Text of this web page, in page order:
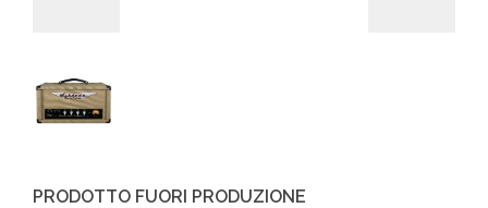
PRODOTTO FUORI PRODUZIONE